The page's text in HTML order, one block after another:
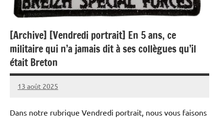
[Archive] [Vendredi portrait] En 5 ans, ce
militaire qui n’a jamais dit à ses collègues qu’il
était Breton
13 août 2025
Caporal
Aucun
Dans notre rubrique Vendredi portrait, nous vous faisons